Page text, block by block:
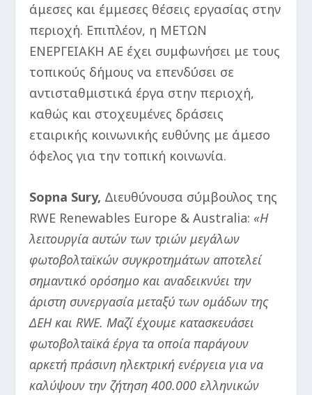
άμεσες και έμμεσες θέσεις εργασίας στην
περιοχή. Επιπλέον, η ΜΕΤΩΝ
ΕΝΕΡΓΕΙΑΚΗ ΑΕ έχει συμφωνήσει με τους
τοπικούς δήμους να επενδύσει σε
αντισταθμιστικά έργα στην περιοχή,
καθώς και στοχευμένες δράσεις
εταιρικής κοινωνικής ευθύνης με άμεσο
όφελος για την τοπική κοινωνία.
Sopna Sury, Διευθύνουσα σύμβουλος της
RWE Renewables Europe & Australia: «Η
λειτουργία αυτών των τριών μεγάλων
φωτοβολταϊκών συγκροτημάτων αποτελεί
σημαντικό ορόσημο και αναδεικνύει την
άριστη συνεργασία μεταξύ των ομάδων της
ΔΕΗ και RWE. Μαζί έχουμε κατασκευάσει
φωτοβολταϊκά έργα τα οποία παράγουν
αρκετή πράσινη ηλεκτρική ενέργεια για να
καλύψουν την ζήτηση 400.000 ελληνικών